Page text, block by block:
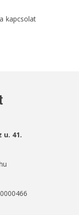
kapcsolat
u. 41.​